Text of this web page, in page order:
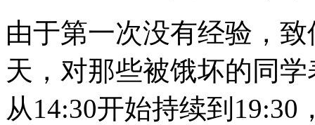
由于第一次没有经验，
天，对那些被饿坏的同
从14:30开始持续到